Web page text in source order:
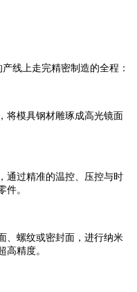
线上走完精密制造的全程：
将模具钢材雕琢成高光镜面
通过精准的温控、压控与时
件。
、螺纹或密封面，进行纳米
高精度。